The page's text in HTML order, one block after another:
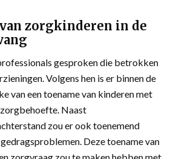
zorgkinderen in de
gesproken die betrokken
Volgens hen is er binnen de
van een toename van kinderen met
Naast
zou er ook toenemend
Deze toename van